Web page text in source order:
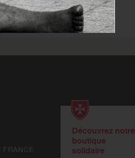
JE ME FORME
FRANCE
Découvrez notre
boutique
solidaire